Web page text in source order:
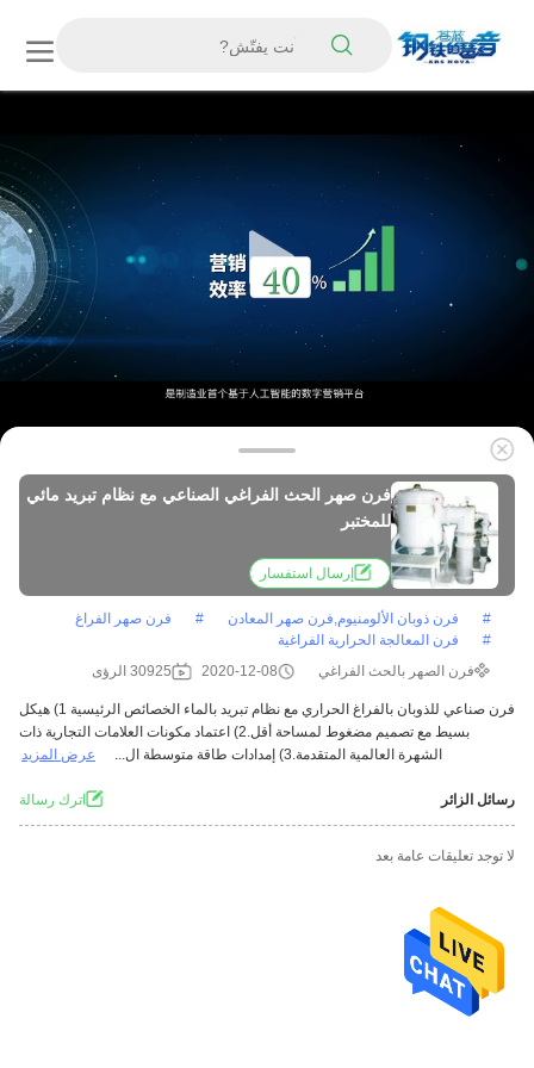
فرن صهر الحث الفراغي الصناعي مع نظام تبريد مائي
للمختبر
إرسال استفسار
# فرن ذوبان الألومنيوم,فرن صهر المعادن #
فرن صهر الفراغ
#
فرن المعالجة الحرارية الفراغية
فرن الصهر بالحث الفراغي
2020-12-08 30925 الرؤى
فرن صناعي للذوبان بالفراغ الحراري مع نظام تبريد بالماء الخصائص الرئيسية 1) هيكل
بسيط مع تصميم مضغوط لمساحة أقل.2) اعتماد مكونات العلامات التجارية ذات
الشهرة العالمية المتقدمة.3) إمدادات طاقة متوسطة ال...
عرض المزيد
رسائل الزائر اترك رسالة
لا توجد تعليقات عامة بعد